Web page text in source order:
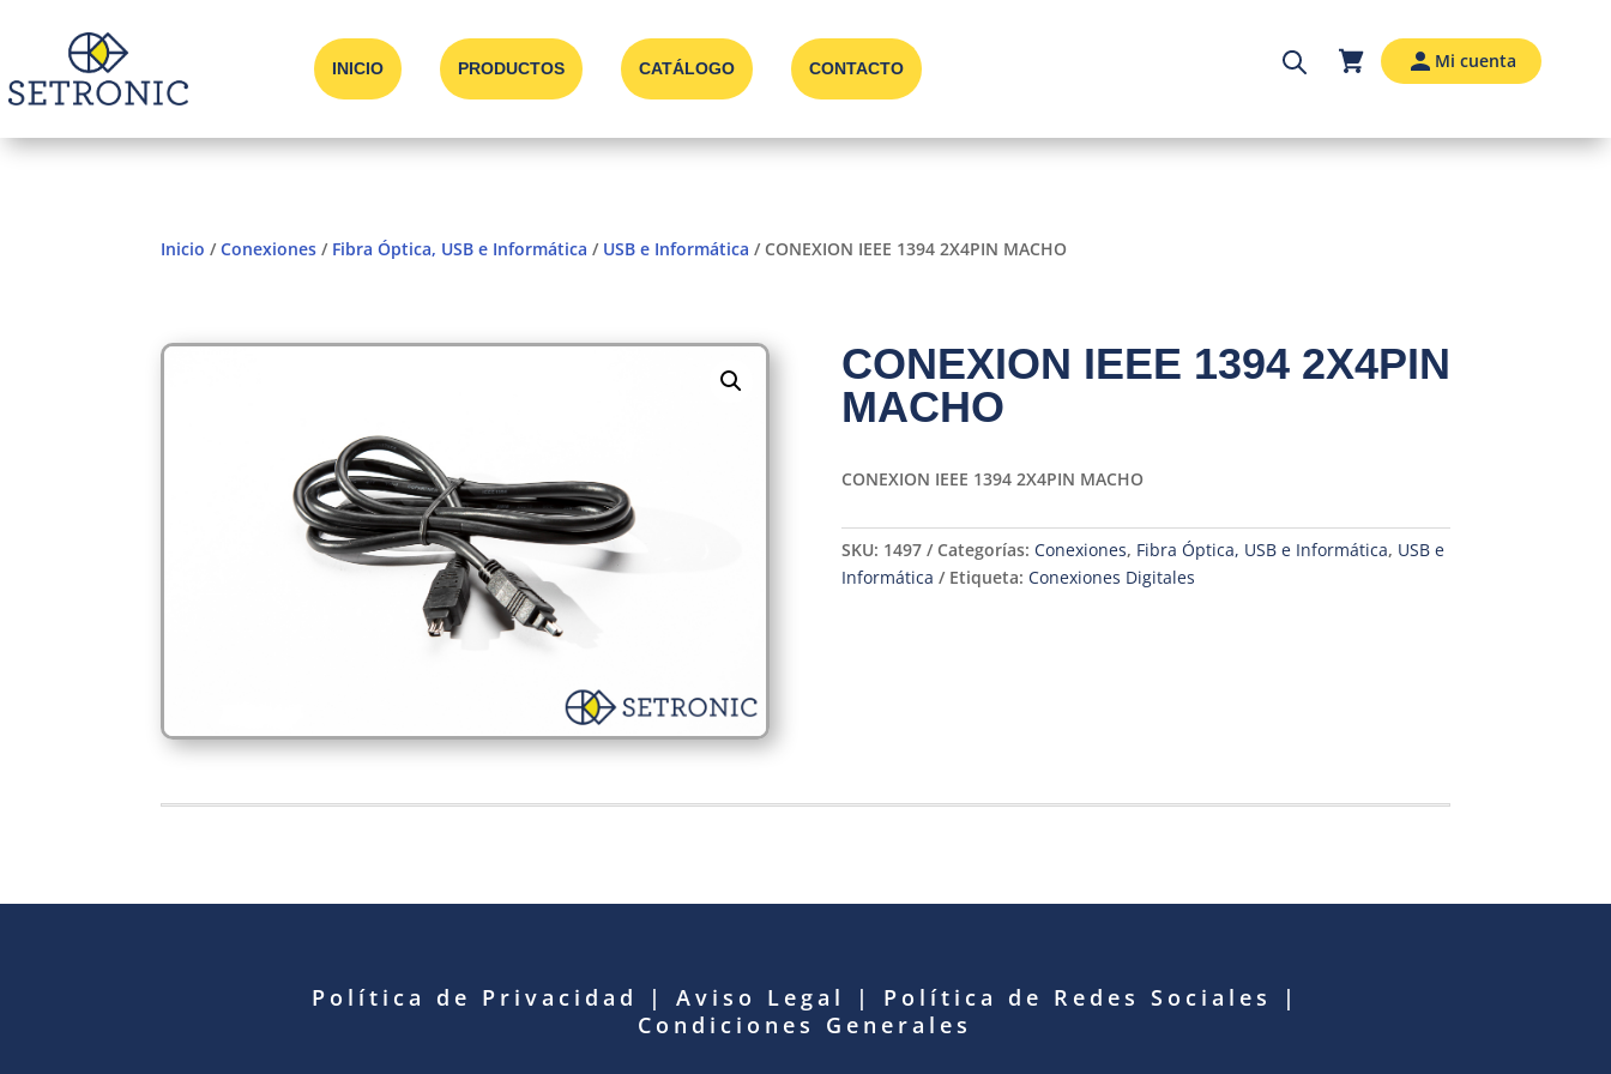
INICIO PRODUCTOS CATÁLOGO CONTACTO Mi cuenta
Inicio /Conexiones / Fibra Óptica, USB e Informática / USB e Informática / CONEXION IEEE 1394 2X4PIN MACHO
CONEXION IEEE 1394 2X4PIN
MACHO
CONEXION IEEE 1394 2X4PIN MACHO
SKU: 1497 Categorías: Conexiones, Fibra Óptica, USB e Informática, USB e
Informática
Etiqueta: Conexiones Digitales
Política de Privacidad | Aviso Legal | Política de Redes Sociales
|
Condiciones Generales